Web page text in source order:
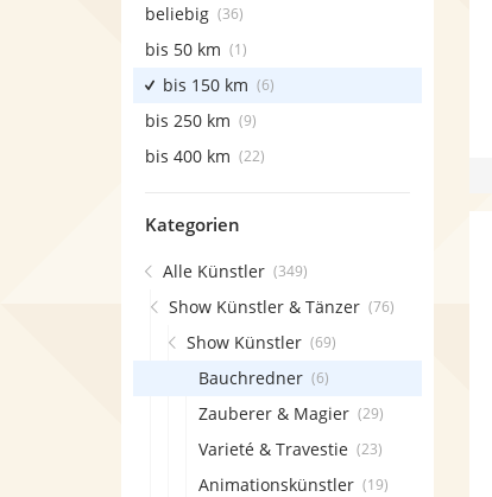
beliebig (36)
bis 50 km (1)
bis 150 km (6)
bis 250 km (9)
bis 400 km (22)
Kategorien
Alle Künstler (349)
Show Künstler & Tänzer (76)
Show Künstler (69)
Bauchredner (6)
Zauberer & Magier (29)
Varieté & Travestie (23)
Animationskünstler (19)